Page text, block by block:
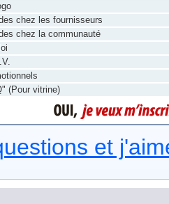
chez les fournisseurs
chez la communauté
(Pour vitrine)
et